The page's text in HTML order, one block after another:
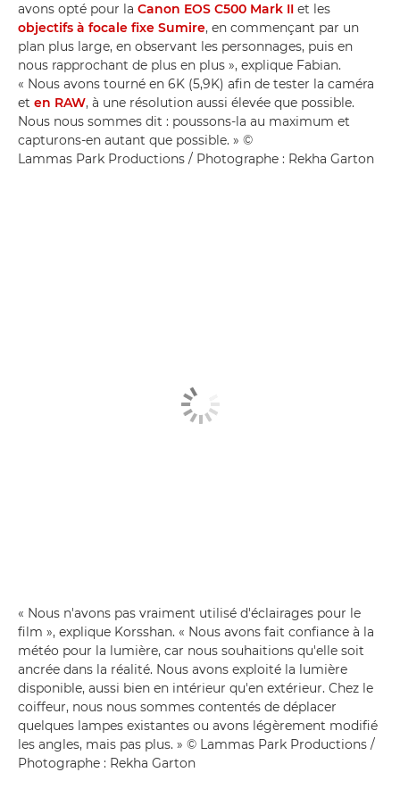
avons opté pour la Canon EOS C500 Mark II et les
objectifs à focale fixe Sumire, en commençant par un
plan plus large, en observant les personnages, puis en
nous rapprochant de plus en plus », explique Fabian.
« Nous avons tourné en 6K (5,9K) afin de tester la caméra
et en RAW, à une résolution aussi élevée que possible.
Nous nous sommes dit : poussons-la au maximum et
capturons-en autant que possible. » ©
Lammas Park Productions / Photographe : Rekha Garton
« Nous n'avons pas vraiment utilisé d'éclairages pour le
film », explique Korsshan. « Nous avons fait confiance à la
météo pour la lumière, car nous souhaitions qu'elle soit
ancrée dans la réalité. Nous avons exploité la lumière
disponible, aussi bien en intérieur qu'en extérieur. Chez le
coiffeur, nous nous sommes contentés de déplacer
quelques lampes existantes ou avons légèrement modifié
les angles, mais pas plus. » © Lammas Park Productions /
Photographe : Rekha Garton